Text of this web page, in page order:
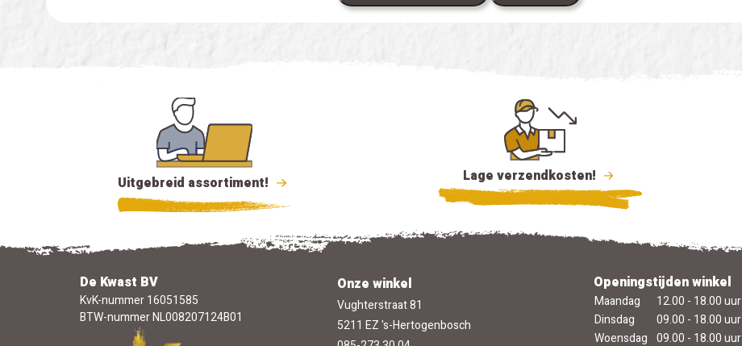
Uitgebreid assortiment! Lage verzendkosten!
De Kwast BV
KvK-nummer 16051585
BTW-nummer NL008207124B01
Onze winkel
Vughterstraat 81
5211 EZ 's-Hertogenbosch
Openingstijden winkel
Maandag
12.00 - 18.00 uur
Dinsdag
09.00 - 18.00 uur
Woensdag 09.00 - 18.00 uur